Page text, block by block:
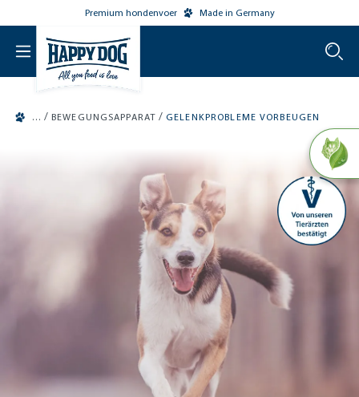
Premium hondenvoer Made in Germany
/ BEWEGUNGSAPPARAT / GELENKPROBLEME VORBEUGEN